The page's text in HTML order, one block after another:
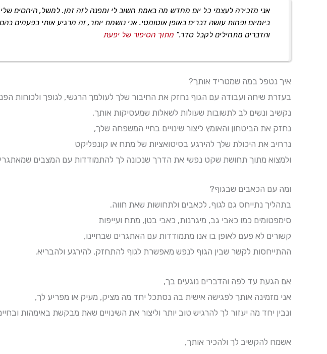
אני מזכירה לעצמי כל יום מחדש מה באמת חשוב לי ומפנה לזה זמן. למשל, היחסים
ביומיום ופחות עושה דברים באופן אוטומטי. אני נושמת יותר, זה מרגיע אותי בפעמים
והדברים מתחילים לקבל סדר." מתוך הסיפור של יפעת
איך נטפל במה שמטריד אותך?
בעזרת שיחה ועבודה עם הגוף נחזק את החיבור שלך לעולמך הרגשי, לגופך ולכוחות
נקשיב ונשים לב לתשובות שעולות לשאלות שמעסיקות אותך,
נחזק את הביטחון והאומץ ליצור שינויים בחיי המשפחה שלך,
נרחיב את היכולת שלך להירגע בסיטואציות של מתח או קונפליקט
ולמצוא מתוך תחושת שקט נפשי את הדרך שנכונה לך להתמודדות עם המצבים
ומה עם הכאבים שבגוף?
בתהליך נתייחס גם לגוף, לכאבים ולתחושות שאת חווה.
סימפטומים כמו כאבי גב, מיגרנות, כאבי בטן, מתח ועייפות
קשורים לא פעם לאופן בו אנו מתמודדות עם האתגרים שבחיינו,
ההתייחסות לקשר שבין הגוף לנפש מאפשרת לגוף להתחזק, להירגע ולהבריא.
אם הגעת עד לפה והדברים נוגעים בך,
אני מזמינה אותך לפגישה אישית בה נסתכל יחד מה מציק, מעיק או מפריע לך,
ונבין יחד מה יעזור לך להרגיש טוב יותר וליצור את השינויים שאת מבקשת באימהות
אשמח להקשיב לך ולהכיר אותך,